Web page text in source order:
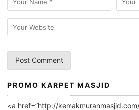
A
l
PROMO KARPET MASJID
<a href=”http://